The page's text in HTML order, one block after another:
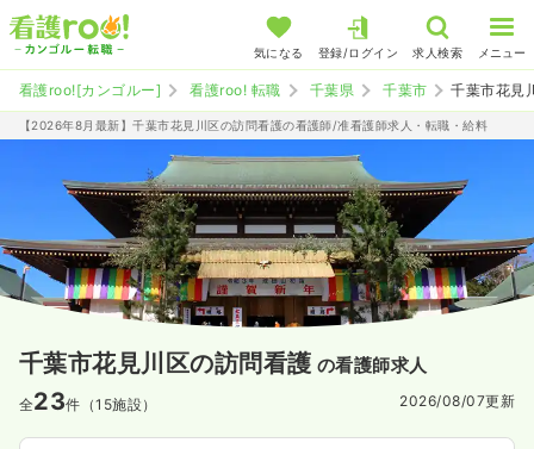
気になる 登録/ログイン 求人検索 メニュー
看護roo![カンゴルー] 看護roo! 転職 千葉県 千葉市 千葉市花見
【2026年8月最新】千葉市花見川区の訪問看護の看護師/准看護師求人・転職・給料
千葉市花見川区の訪問看護 の看護師求人
全23件（15施設） 2026/08/07更新